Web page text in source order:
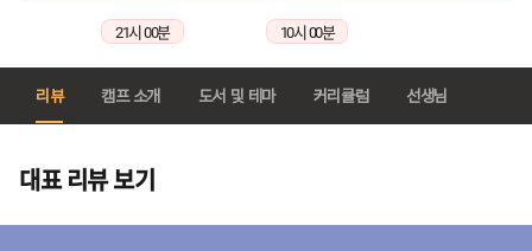
21시 00분 10시 00분
리뷰 캠프 소개 도서 및 테마 커리큘럼 선생님
대표 리뷰 보기